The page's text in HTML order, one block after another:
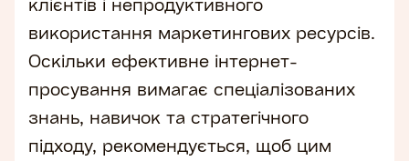
використання маркетингових ресурсів.
Оскільки ефективне інтернет-
просування вимагає спеціалізованих
знань, навичок та стратегічного
підходу, рекомендується, щоб цим